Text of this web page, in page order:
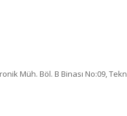
Müh. Böl. B Binası No:09,